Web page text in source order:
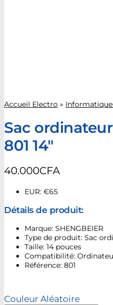
Accueil Electro »
Sac ordinateur
801 14″
40.000CFA
EUR: €65
Détails de produit:
Marque: SHENGBEIER
Type de produit: Sac
Taille: 14 pouces
Compatibilité:
Référence: 801
Couleur Aléatoire